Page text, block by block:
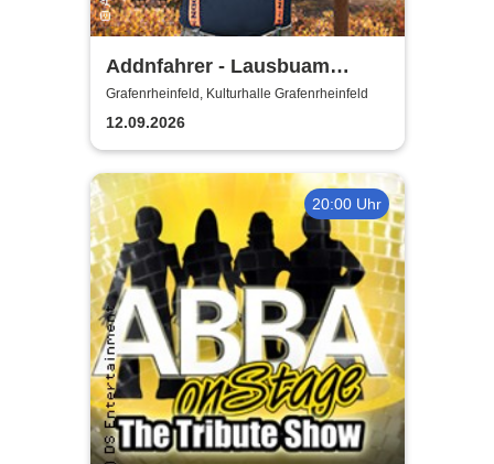
Addnfahrer - Lausbuam
Gschicht'n
Grafenrheinfeld, Kulturhalle Grafenrheinfeld
12.09.2026
20:00 Uhr